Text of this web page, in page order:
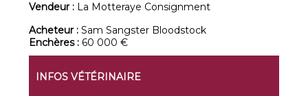
Vendeur : La Motteraye Consignment
Acheteur :Sam Sangster Bloodstock
Enchères : 60 000 €
INFOS VÉTÉRINAIRE